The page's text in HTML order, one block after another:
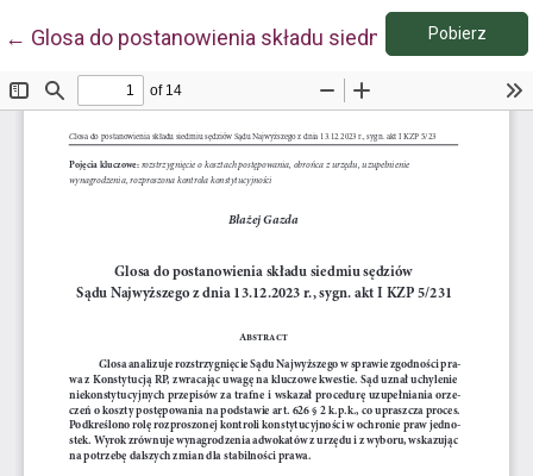
← Wróć do szczegółów artykułu
Glosa do postanowienia składu siedmiu sędziów
Pobierz